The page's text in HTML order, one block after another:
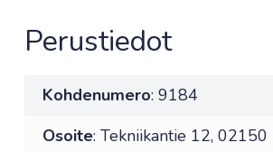
Perustiedot
Kohdenumero: 9184
Osoite: Tekniikantie 12, 02150